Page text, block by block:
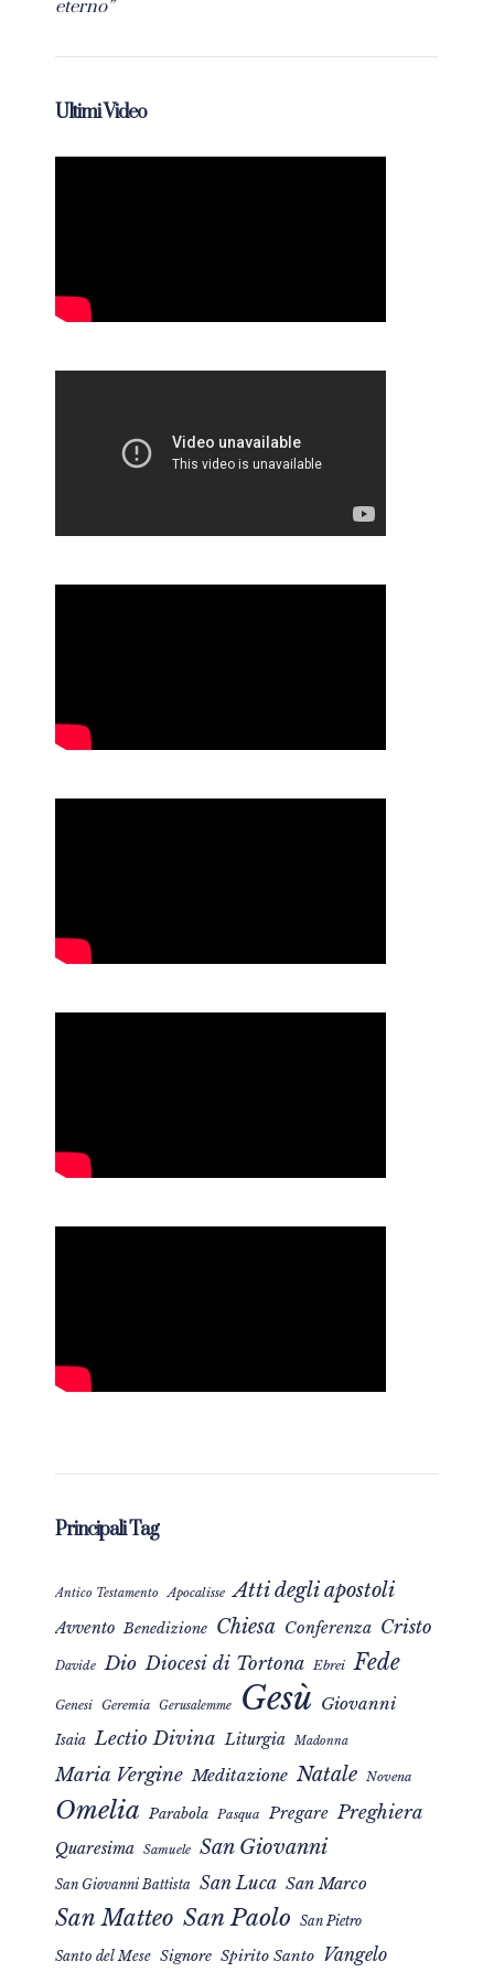
eterno”
Ultimi Video
Principali Tag
Antico Testamento Apocalisse Atti degli apostoli
Avvento Benedizione Chiesa Conferenza Cristo
Davide Dio Diocesi di Tortona Ebrei Fede
Genesi Geremia Gerusalemme Gesù Giovanni
Isaia Lectio Divina Liturgia Madonna
Maria Vergine Meditazione Natale Novena
Omelia Parabola Pasqua Pregare Preghiera
Quaresima Samuele San Giovanni
San Giovanni Battista San Luca San Marco
San Matteo San Paolo San Pietro
Santo del Mese Signore Spirito Santo Vangelo